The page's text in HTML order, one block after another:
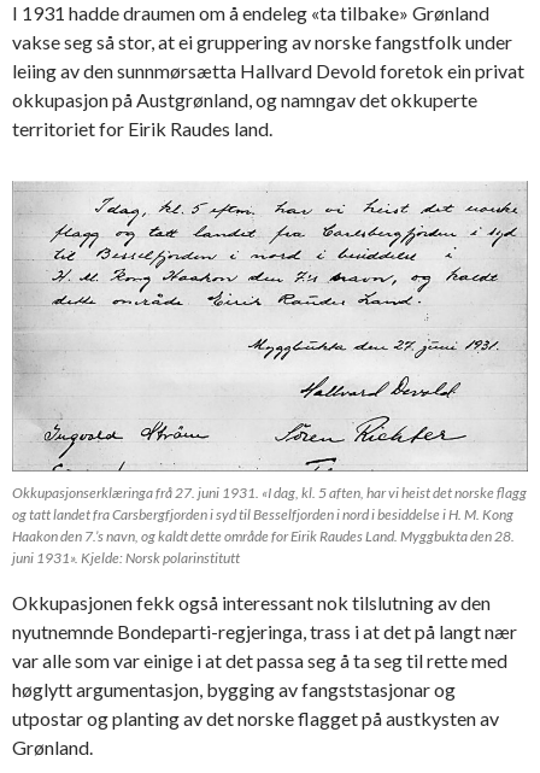
I 1931 hadde draumen om å endeleg «ta tilbake» Grønland
vakse seg så stor, at ei gruppering av norske fangstfolk under
leiing av den sunnmørsætta Hallvard Devold foretok ein privat
okkupasjon på Austgrønland, og namngav det okkuperte
territoriet for Eirik Raudes land.
Okkupasjonserklæringa frå 27. juni 1931. «I dag, kl. 5 aften, har vi heist det norske flagg
og tatt landet fra Carsbergfjorden i syd til Besselfjorden i nord i besiddelse i H. M. Kong
Haakon den 7.’s navn, og kaldt dette område for Eirik Raudes Land. Myggbukta den 28.
juni 1931». Kjelde: Norsk polarinstitutt
Okkupasjonen fekk også interessant nok tilslutning av den
nyutnemnde Bondeparti-regjeringa, trass i at det på langt nær
var alle som var einige i at det passa seg å ta seg til rette med
høglytt argumentasjon, bygging av fangststasjonar og
utpostar og planting av det norske flagget på austkysten av
Grønland.